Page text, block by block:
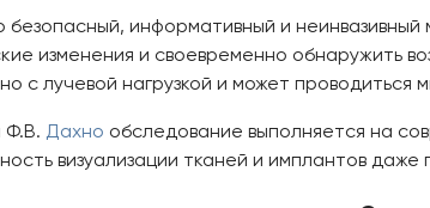
информативный и
изменения и своевременно обнаружить
с лучевой нагрузкой и может проводиться
Ф.В. Дахно обследование выполняется на
визуализации тканей и имплантов даже